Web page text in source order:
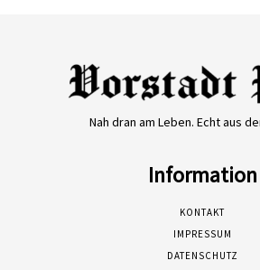
Nah dran am Leben. Echt aus
Information
KONTAKT
IMPRESSUM
DATENSCHUTZ